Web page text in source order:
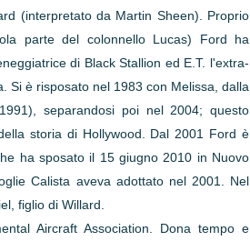
(interpretato da Martin Sheen). Proprio
parte del colonnello Lucas) Ford ha
di Black Stallion ed E.T. l'extra-
Si è risposato nel 1983 con Melissa, dalla
separandosi poi nel 2004; questo
storia di Hollywood. Dal 2001 Ford è
ha sposato il 15 giugno 2010 in Nuovo
Calista aveva adottato nel 2001. Nel
figlio di Willard.
Aircraft Association. Dona tempo e